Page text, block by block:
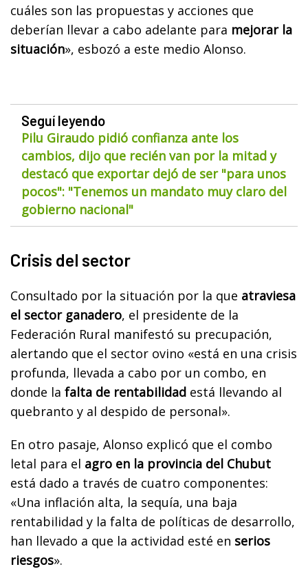
cuáles son las propuestas y acciones que
deberían llevar a cabo adelante para mejorar la
situación», esbozó a este medio Alonso.
Seguí leyendo
Pilu Giraudo pidió confianza ante los
cambios, dijo que recién van por la mitad y
destacó que exportar dejó de ser "para unos
pocos": "Tenemos un mandato muy claro del
gobierno nacional"
Crisis del sector
Consultado por la situación por la que atraviesa
el sector ganadero, el presidente de la
Federación Rural manifestó su precupación,
alertando que el sector ovino «está en una crisis
profunda, llevada a cabo por un combo, en
donde la falta de rentabilidad está llevando al
quebranto y al despido de personal».
En otro pasaje, Alonso explicó que el combo
letal para el agro en la provincia del Chubut
está dado a través de cuatro componentes:
«Una inflación alta, la sequía, una baja
rentabilidad y la falta de políticas de desarrollo,
han llevado a que la actividad esté en serios
riesgos».